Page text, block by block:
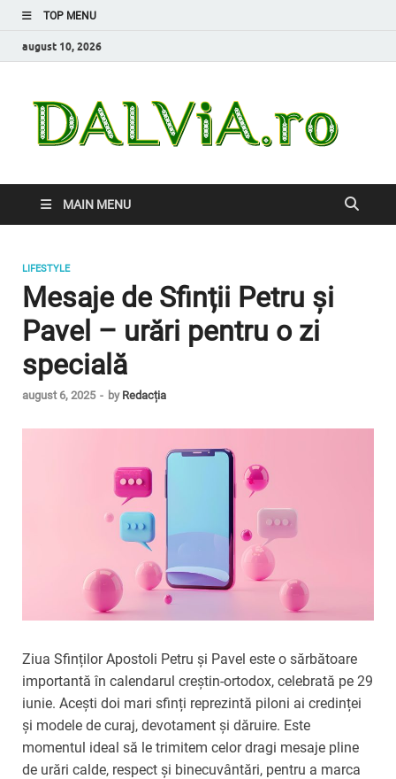
TOP MENU
august 10, 2026
MAIN MENU
LIFESTYLE
Mesaje de Sfinții Petru și
Pavel – urări pentru o zi
specială
august 6, 2025 - by Redacția
Ziua Sfinților Apostoli Petru și Pavel este o sărbătoare
importantă în calendarul creștin-ortodox, celebrată pe 29
iunie. Acești doi mari sfinți reprezintă piloni ai credinței
și modele de curaj, devotament și dăruire. Este
momentul ideal să le trimitem celor dragi mesaje pline
de urări calde, respect și binecuvântări, pentru a marca